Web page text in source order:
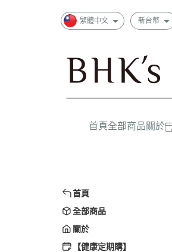
繁體中文 新台幣
首頁全部商品關於
首頁
全部商品
關於
【健康定期購】